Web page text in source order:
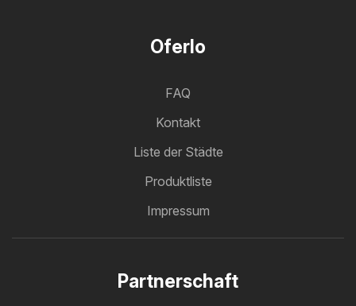
Oferlo
FAQ
Kontakt
Liste der Städte
Produktliste
Impressum
Partnerschaft